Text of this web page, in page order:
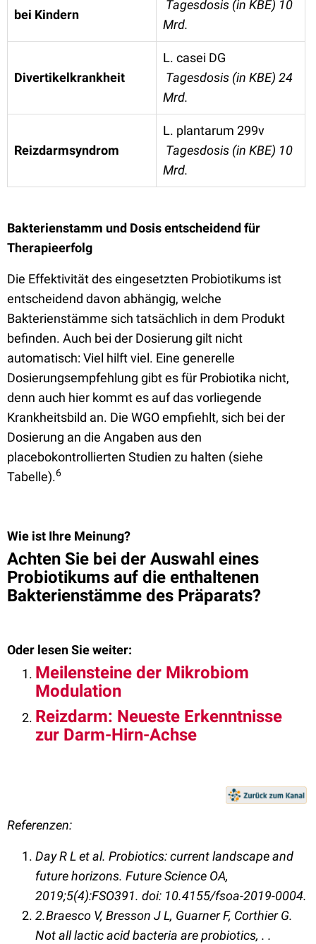
bei Kindern
Tagesdosis (in KBE) 10
Mrd.
Divertikelkrankheit
L. casei DG
Tagesdosis (in KBE) 24
Mrd.
Reizdarmsyndrom
L. plantarum 299v
Tagesdosis (in KBE) 10
Mrd.
Bakterienstamm und Dosis entscheidend für
Therapieerfolg
Die Effektivität des eingesetzten Probiotikums ist
entscheidend davon abhängig, welche
Bakterienstämme sich tatsächlich in dem Produkt
befinden. Auch bei der Dosierung gilt nicht
automatisch: Viel hilft viel. Eine generelle
Dosierungsempfehlung gibt es für Probiotika nicht,
denn auch hier kommt es auf das vorliegende
Krankheitsbild an. Die WGO empfiehlt, sich bei der
Dosierung an die Angaben aus den
placebokontrollierten Studien zu halten (siehe
Tabelle).6
Wie ist Ihre Meinung?
Achten Sie bei der Auswahl eines
Probiotikums auf die enthaltenen
Bakterienstämme des Präparats?
Oder lesen Sie weiter:
Meilensteine der Mikrobiom
Modulation
Reizdarm: Neueste Erkenntnisse
zur Darm-Hirn-Achse
Referenzen:
Day R L et al. Probiotics: current landscape and
future horizons. Future Science OA,
2019;5(4):FSO391. doi: 10.4155/fsoa-2019-0004.
2.Braesco V, Bresson J L, Guarner F, Corthier G.
Not all lactic acid bacteria are probiotics, . .